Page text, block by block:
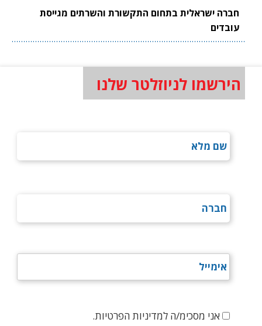
חברה ישראלית בתחום התקשורת והשרתים מגייסת
עובדים
הירשמו לניוזלטר שלנו
אני מסכימ/ה למדיניות הפרטיות.